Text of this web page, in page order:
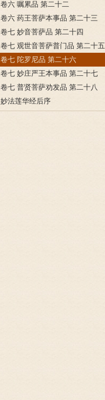
卷六 嘱累品 第二十二
卷六 药王菩萨本事品 第二十三
卷七 妙音菩萨品 第二十四
卷七 观世音菩萨普门品 第二十五
卷七 陀罗尼品 第二十六
卷七 妙庄严王本事品 第二十七
卷七 普贤菩萨劝发品 第二十八
妙法莲华经后序